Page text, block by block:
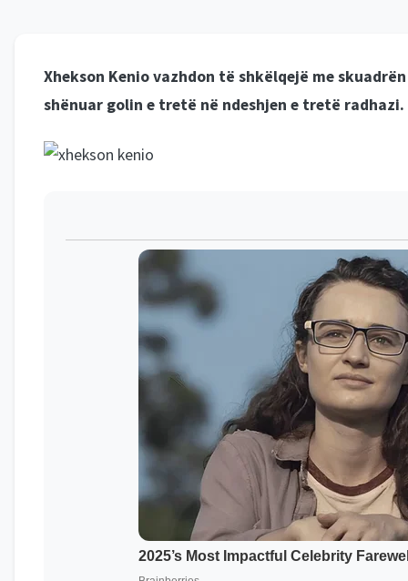
Xhekson Kenio vazhdon të shkëlqejë me
shënuar golin e tretë në ndeshjen e tretë radhazi.